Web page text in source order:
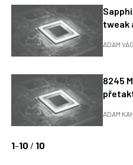
tweak
ADAM
8245
ADAM
1–10 / 10